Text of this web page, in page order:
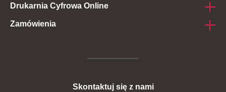
Drukarnia Cyfrowa Online
Zamówienia
Skontaktuj się z nami